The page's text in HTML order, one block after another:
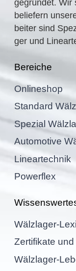
gegrün­det. Wir
belie­fern
bei­ter sind
ger und
Berei­che
Online­shop
Standard
Spezial
Automo­tive
Linear­tech­nik
Power­flex
Wälzla­ger-
Zerti­fi­kate
Wälzla­ger-